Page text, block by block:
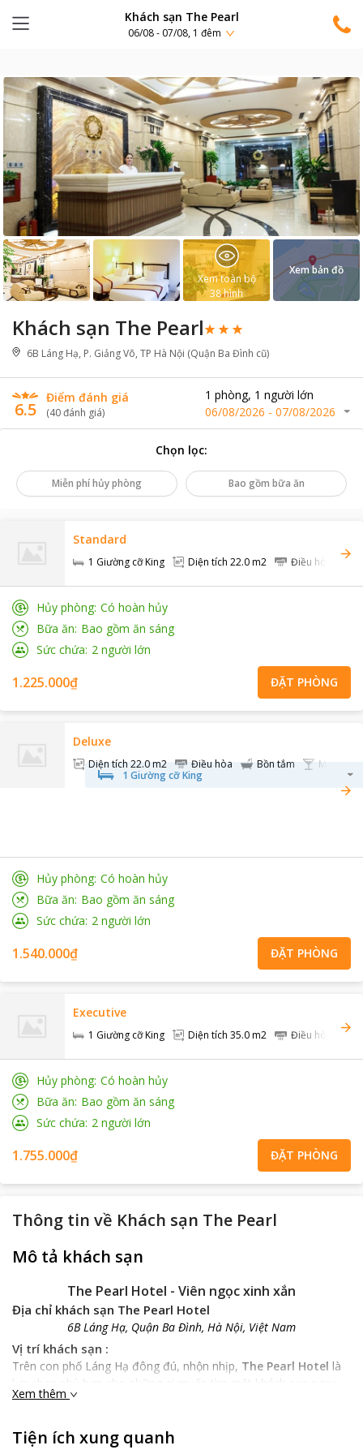
Khách sạn The Pearl
06/08 - 07/08, 1 đêm
Khách sạn The Pearl
6B Láng Hạ, P. Giảng Võ, TP Hà Nội (Quận Ba Đình cũ)
6.5
Điểm đánh giá
(40đánh giá)
1 phòng, 1 người lớn
06/08/2026 - 07/08/2026
Xem toàn bộ
38hình
Xem bản đồ
Chọn lọc:
Miễn phí hủy phòng Bao gồm bữa ăn
Standard
1 Giường cỡ King Diện tích 22.0 m2 Điều hòa
Hủy phòng Có hoàn hủy
Bữa ăn Bao gồm ăn sáng
Sức chứa 2 người lớn
1.225.000₫ ĐẶT PHÒNG
Deluxe
Diện tích 22.0 m2 Điều hòa Bồn tắm
Mini bar
1 Giường cỡ King
Hủy phòng Có hoàn hủy
Bữa ăn Bao gồm ăn sáng
Sức chứa 2 người lớn
1.540.000₫ ĐẶT PHÒNG
Executive
1 Giường cỡ King Diện tích 35.0 m2 Điều hòa
Hủy phòng Có hoàn hủy
Bữa ăn Bao gồm ăn sáng
Sức chứa 2 người lớn
1.755.000₫ ĐẶT PHÒNG
Thông tin về Khách sạn The Pearl
Mô tả khách sạn
The Pearl Hotel - Viên ngọc xinh xắn
Địa chỉ khách sạn The Pearl Hotel
6B Láng Hạ, Quận Ba Đình, Hà Nội, Việt Nam
Vị trí khách sạn :
Trên con phố Láng Hạ đông đú, nhộn nhịp, The Pearl Hotel là
lựa chọn phù hợp cho những ai muốn tìm một khách sạn ngay
gần trung tâm Hà Nội.
The Pearl Hotelvới màu trắng trang nhã, được xây dựng theo
Xem thêm
Tiện ích xung quanh